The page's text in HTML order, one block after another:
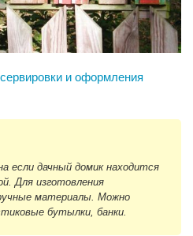
и оформления
если дачный домик находится
Для изготовления
материалы. Можно
бутылки, банки.